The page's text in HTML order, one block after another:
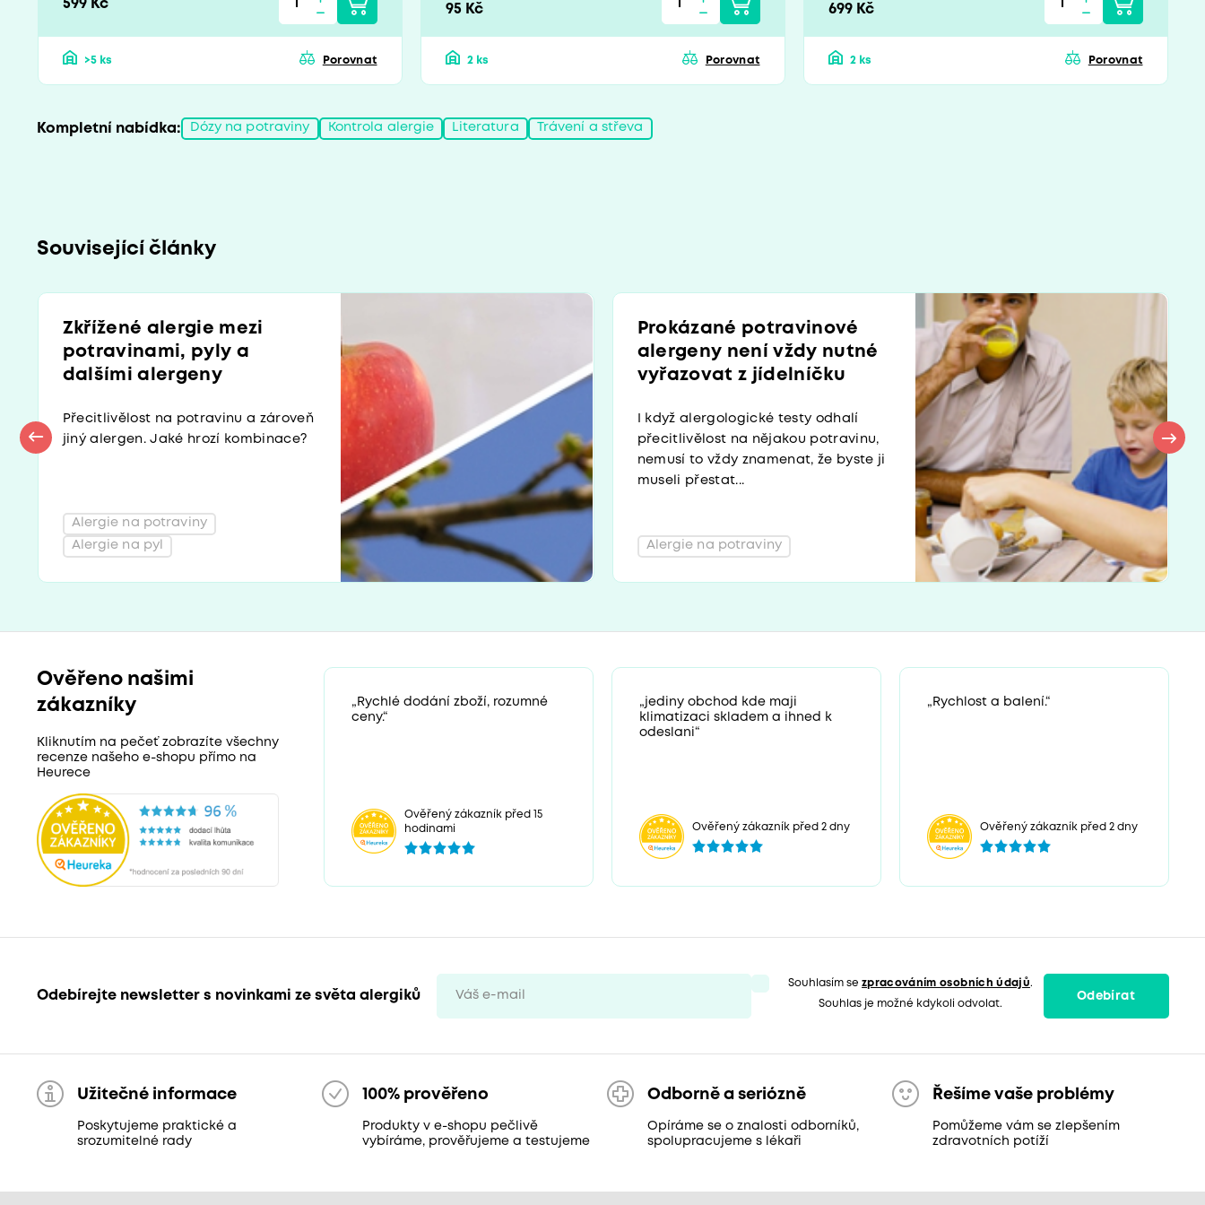
599 Kč
>5 ks Porovnat
95 Kč
2 ks Porovnat
699 Kč
2 ks Porovnat
Kompletní nabídka: Dózy na potraviny Kontrola alergie Literatura Trávení a střeva
Související články
Zkřížené alergie mezi
potravinami, pyly a
dalšími alergeny
Přecitlivělost na potravinu a zároveň
jiný alergen. Jaké hrozí kombinace?
Alergie na pyl
Alergie na potraviny
Prokázané potravinové
alergeny není vždy nutné
vyřazovat z jídelníčku
I když alergologické testy odhalí
přecitlivělost na nějakou potravinu,
nemusí to vždy znamenat, že byste ji
museli přestat...
Alergie na potraviny
Ověřeno našimi
zákazníky
Kliknutím na pečeť zobrazíte všechny
recenze našeho e-shopu přímo na
Heurece
„Rychlé dodání zboží, rozumné
ceny.“
Ověřený zákazník před 15
hodinami
„jediny obchod kde maji
klimatizaci skladem a ihned k
odeslani“
Ověřený zákazník před 2 dny
„Rychlost a balení.“
Ověřený zákazník před 2 dny
Odebírejte newsletter s novinkami ze světa alergiků
Souhlasím sezpracováním osobních údajů.
Souhlas je možné kdykoli odvolat.
Odebírat
Užitečné informace
Poskytujeme praktické a
srozumitelné rady
100% prověřeno
Produkty v e-shopu pečlivě
vybíráme, prověřujeme a testujeme
Odborně a seriózně
Opíráme se o znalosti odborníků,
spolupracujeme s lékaři
Řešíme vaše problémy
Pomůžeme vám se zlepšením
zdravotních potíží